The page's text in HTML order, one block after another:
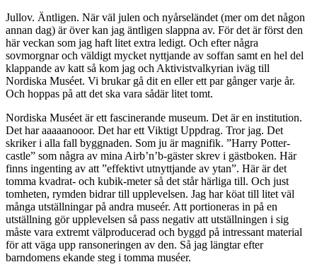
Jullov. Äntligen. När väl julen och nyårseländet (mer om det någon
annan dag) är över kan jag äntligen slappna av. För det är först den
här veckan som jag haft litet extra ledigt. Och efter några
sovmorgnar och väldigt mycket nyttjande av soffan samt en hel del
klappande av katt så kom jag och Aktivistvalkyrian iväg till
Nordiska Muséet. Vi brukar gå dit en eller ett par gånger varje år.
Och hoppas på att det ska vara sådär litet tomt.
Nordiska Muséet är ett fascinerande museum. Det är en institution.
Det har aaaaanooor. Det har ett Viktigt Uppdrag. Tror jag. Det
skriker i alla fall byggnaden. Som ju är magnifik. ”Harry Potter-
castle” som några av mina Airb’n’b-gäster skrev i gästboken. Här
finns ingenting av att ”effektivt utnyttjande av ytan”. Här är det
tomma kvadrat- och kubik-meter så det står härliga till. Och just
tomheten, rymden bidrar till upplevelsen. Jag har köat till litet väl
många utställningar på andra museér. Att portioneras in på en
utställning gör upplevelsen så pass negativ att utställningen i sig
måste vara extremt välproducerad och byggd på intressant material
för att väga upp ransoneringen av den. Så jag längtar efter
barndomens ekande steg i tomma muséer.